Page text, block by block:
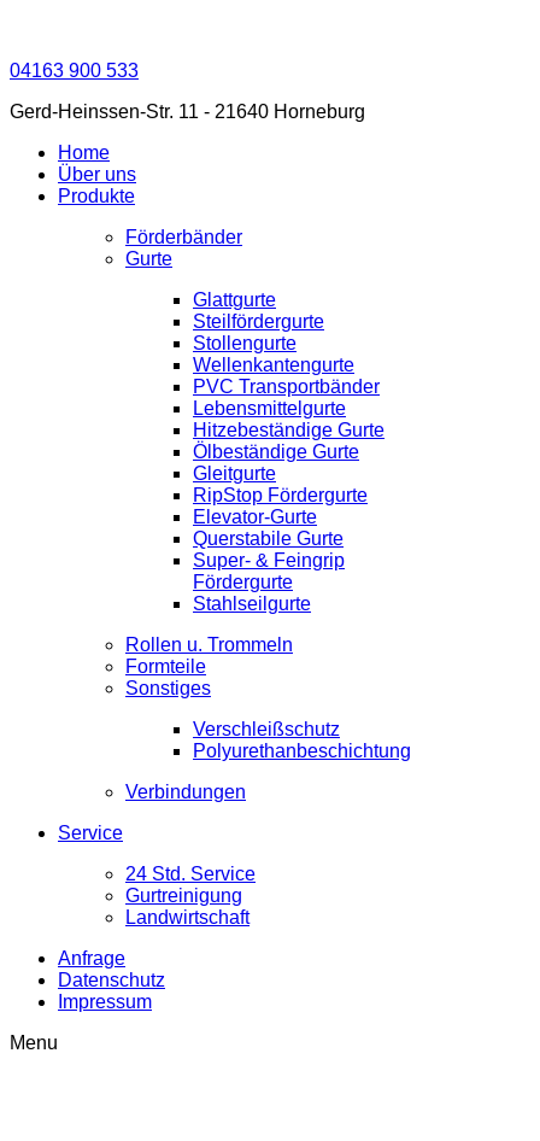
04163 900 533
Gerd-Heinssen-Str. 11 - 21640 Horneburg
Home
Über uns
Produkte
Förderbänder
Gurte
Glattgurte
Steilfördergurte
Stollengurte
Wellenkantengurte
PVC Transportbänder
Lebensmittelgurte
Hitzebeständige Gurte
Ölbeständige Gurte
Gleitgurte
RipStop Fördergurte
Elevator-Gurte
Querstabile Gurte
Super- & Feingrip
Fördergurte
Stahlseilgurte
Rollen u. Trommeln
Formteile
Sonstiges
Verschleißschutz
Polyurethanbeschichtung
Verbindungen
Service
24 Std. Service
Gurtreinigung
Landwirtschaft
Anfrage
Datenschutz
Impressum
Menu